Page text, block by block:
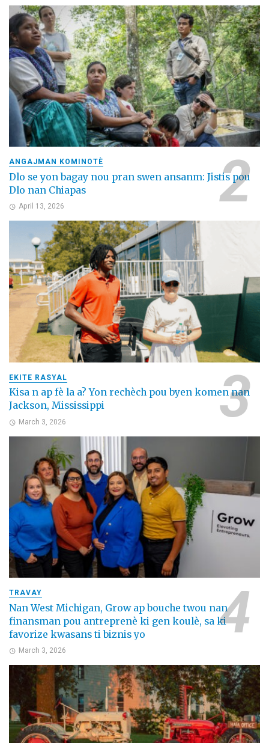
ANGAJMAN KOMINOTÈ
Dlo se yon bagay nou pran swen ansanm: Jistis pou
Dlo nan Chiapas
April 13, 2026
EKITE RASYAL
Kisa n ap fè la a? Yon rechèch pou byen komen nan
Jackson, Mississippi
March 3, 2026
TRAVAY
Nan West Michigan, Grow ap bouche twou nan
finansman pou antreprenè ki gen koulè, sa ki
favorize kwasans ti biznis yo
March 3, 2026